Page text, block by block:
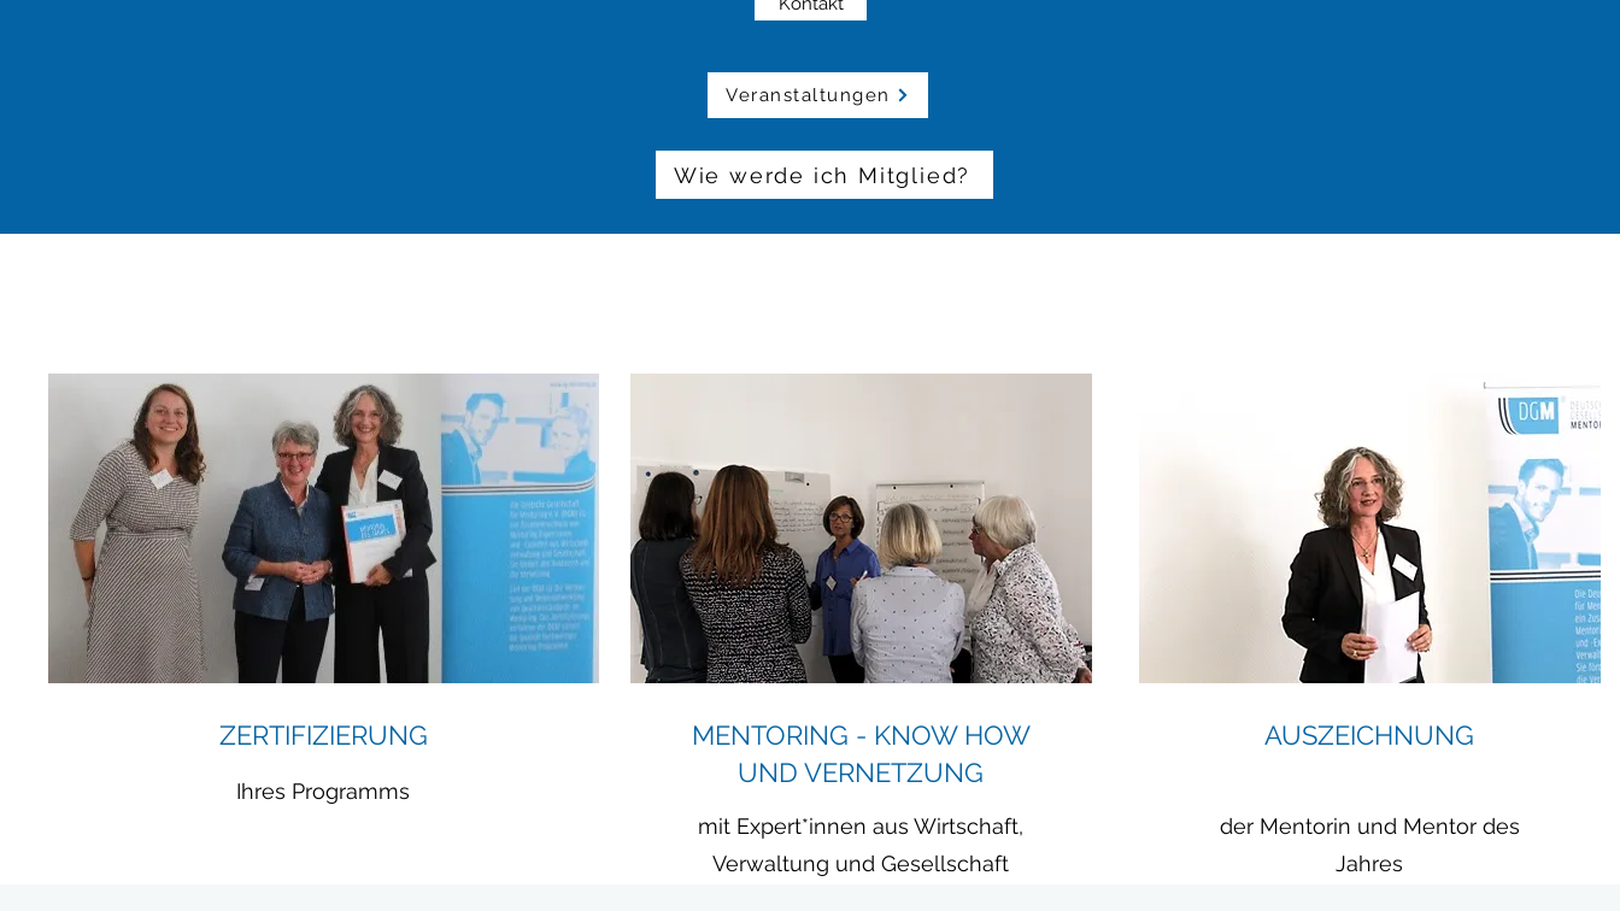
Veranstaltungen
Wie werde ich Mitglied?
ZERTIFIZIERUNG
Ihres Programms
MENTORING - KNOW HOW
UND VERNETZUNG
mit Expert*innen aus Wirtschaft,
Verwaltung und Gesellschaft
AUSZEICHNUNG
der Mentorin und Mentor des
Jahres